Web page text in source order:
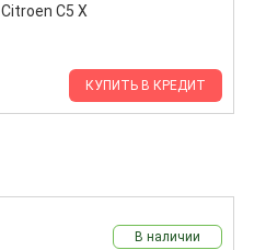
КУПИТЬ В КРЕДИТ
В наличии